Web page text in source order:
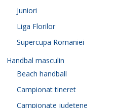
Juniori
Liga Florilor
Supercupa Romaniei
Handbal masculin
Beach handball
Campionat tineret
Campionate județene